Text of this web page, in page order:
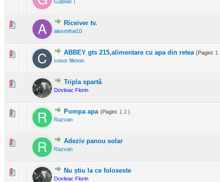
Gabriel T
Riceiver tv.
alexmihai10
0 Evaluări - 0 din 5 în medie
ABBEY gts 215,alimentare cu apa din retea (Pagini: 1
cosor filimon
0 Evaluări - 0 din 5 în medie
Tripla spartă
Dovleac Florin
0 Evaluări - 0 din 5 în medie
Pompa apa (Pagini: 1 2 )
Razvan0 Evaluări - 0 din 5 în medie
Adeziv panou solar
Razvan0 Evaluări - 0 din 5 în medie
Nu știu la ce foloseste
Dovleac Florin
0 Evaluări - 0 din 5 în medie